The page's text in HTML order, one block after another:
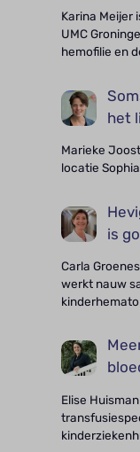
Karina Meijer
UMC
hemofilie en
het
Marieke
locatie
is
Carla
werkt nauw
Elise